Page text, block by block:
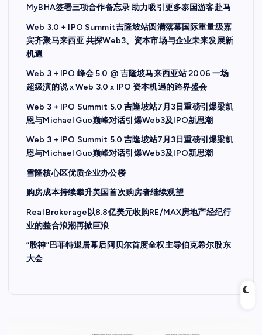
MyBHA签署三项合作备忘录 助力吸引更多泰国游客赴马
Web 3.0 + IPO Summit吉隆坡站圆满落幕国际重量级嘉
宾齐聚马来西亚 共探Web3、资本市场与企业未来发展新
机遇
Web 3 + IPO 峰会 5.0 @ 吉隆坡马来西亚站 2006 一场
超级演的说 x Web 3.0 x IPO 资本机遇的跨界盛会
Web 3 + IPO Summit 5.0 吉隆坡站7月3日重磅引爆梁凯
恩与Michael Guo巅峰对话引爆Web3及IPO新思潮
Web 3 + IPO Summit 5.0 吉隆坡站7月3日重磅引爆梁凯
恩与Michael Guo巅峰对话引爆Web3及IPO新思潮
雪隆核心区优质企业办公楼
购房成本持续攀升美国首次购房者继续观望
Real Brokerage以8.8亿美元收购RE/MAX房地产经纪行
业的整合浪潮再掀巨浪
“股神”巴菲特退居幕后阿贝尔首度全权主导伯克希尔股东
大会